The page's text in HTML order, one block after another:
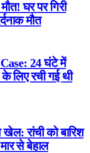
घर पर गिरी
मौत
24 घंटे में
लिए रची गई थी
रांची को बारिश
से बेहाल